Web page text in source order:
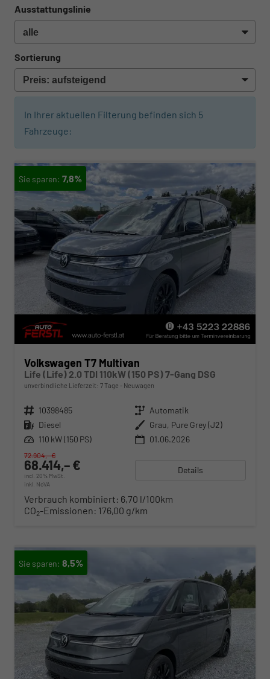
Ausstattungslinie
Sortierung
In Ihrer aktuellen Filterung befinden sich 5
Fahrzeuge:
7,8%
Volkswagen T7 Multivan
Life (Life) 2.0 TDI 110kW (150 PS) 7-Gang DSG
unverbindliche Lieferzeit: 7 Tage Neuwagen
Fahrzeugnr. 10398485 Getriebe Automatik
Kraftstoff Diesel Außenfarbe Grau, Pure Grey (J2)
Leistung 110 kW (150 PS) 01.06.2026
68.414,– €
incl. 20% MwSt.
inkl. NoVA
72.904,– €
Details
Verbrauch kombiniert: 6,70 l/100km
CO2-Emissionen: 176,00 g/km
8,5%